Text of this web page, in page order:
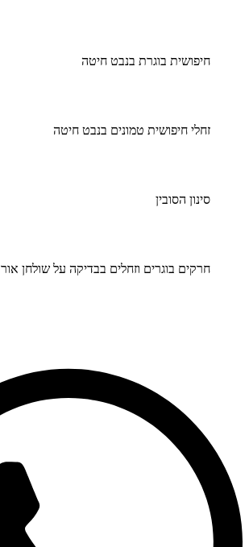
חיפושית בוגרת בנבט חיטה
זחלי חיפושית טמונים בנבט חיטה
סינון הסובין
חרקים בוגרים וזחלים בבדיקה על שולחן אור